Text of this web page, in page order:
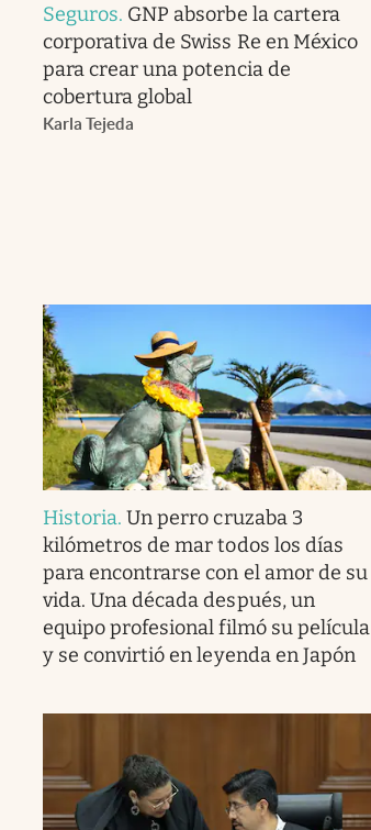
Seguros. GNP absorbe la cartera
corporativa de Swiss Re en México
para crear una potencia de
cobertura global
Karla Tejeda
Historia.Un perro cruzaba 3
kilómetros de mar todos los días
para encontrarse con el amor de su
vida. Una década después, un
equipo profesional filmó su película
y se convirtió en leyenda en Japón